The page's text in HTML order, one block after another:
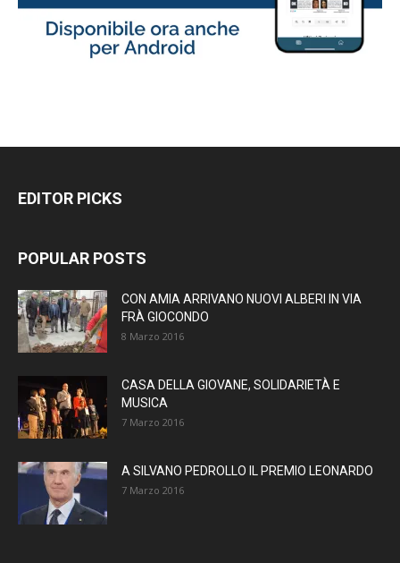
EDITOR PICKS
POPULAR POSTS
CON AMIA ARRIVANO NUOVI ALBERI IN VIA
FRÀ GIOCONDO
8 Marzo 2016
CASA DELLA GIOVANE, SOLIDARIETÀ E
MUSICA
7 Marzo 2016
A SILVANO PEDROLLO IL PREMIO LEONARDO
7 Marzo 2016